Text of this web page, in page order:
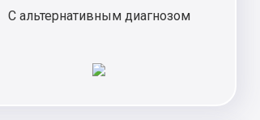
С альтернативным диагнозом